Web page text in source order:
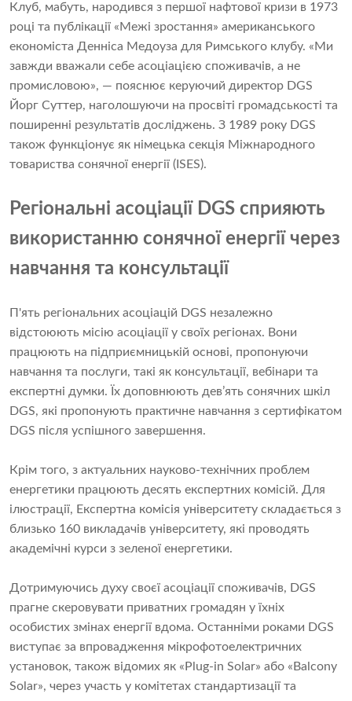
Клуб, мабуть, народився з першої нафтової кризи в 1973
році та публікації «Межі зростання» американського
економіста Денніса Медоуза для Римського клубу. «Ми
завжди вважали себе асоціацією споживачів, а не
промисловою», — пояснює керуючий директор DGS
Йорг Суттер, наголошуючи на просвіті громадськості та
поширенні результатів досліджень. З 1989 року DGS
також функціонує як німецька секція Міжнародного
товариства сонячної енергії (ISES).
Регіональні асоціації DGS сприяють
використанню сонячної енергії через
навчання та консультації
П'ять регіональних асоціацій DGS незалежно
відстоюють місію асоціації у своїх регіонах. Вони
працюють на підприємницькій основі, пропонуючи
навчання та послуги, такі як консультації, вебінари та
експертні думки. Їх доповнюють дев’ять сонячних шкіл
DGS, які пропонують практичне навчання з сертифікатом
DGS після успішного завершення.
Крім того, з актуальних науково-технічних проблем
енергетики працюють десять експертних комісій. Для
ілюстрації, Експертна комісія університету складається з
близько 160 викладачів університету, які проводять
академічні курси з зеленої енергетики.
Дотримуючись духу своєї асоціації споживачів, DGS
прагне скеровувати приватних громадян у їхніх
особистих змінах енергії вдома. Останніми роками DGS
виступає за впровадження мікрофотоелектричних
установок, також відомих як «Plug-in Solar» або «Balcony
Solar», через участь у комітетах стандартизації та